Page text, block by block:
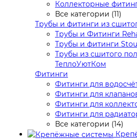
Коллекторные
Все категории (11)
Трубы и фитинги из
Трубы и Фитинги
Трубы и фитинги
Трубы из сшитого
ТеплоУютКом
Фитинги
Фитинги для
Фитинги для
Фитинги для
Фитинги для
Все категории (14)